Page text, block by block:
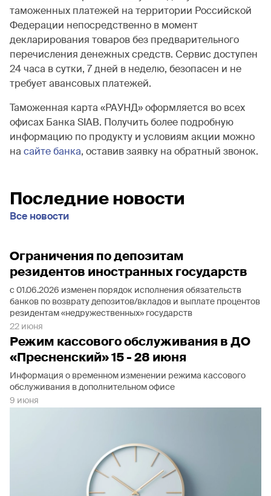
таможенных платежей на территории Российской
Федерации непосредственно в момент
декларирования товаров без предварительного
перечисления денежных средств. Сервис доступен
24 часа в сутки, 7 дней в неделю, безопасен и не
требует авансовых платежей.
Таможенная карта «РАУНД» оформляется во всех
офисах Банка SIAB. Получить более подробную
информацию по продукту и условиям акции можно
на сайте банка, оставив заявку на обратный звонок.
Последние новости
Все новости
Ограничения по депозитам
резидентов иностранных государств
с 01.06.2026 изменен порядок исполнения обязательств
банков по возврату депозитов/вкладов и выплате процентов
резидентам «недружественных» государств
22 июня
Режим кассового обслуживания в ДО
«Пресненский» 15 - 28 июня
Информация о временном изменении режима кассового
обслуживания в дополнительном офисе
9 июня